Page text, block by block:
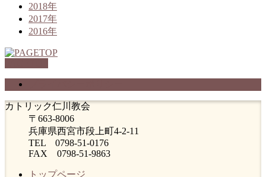
2018年
2017年
2016年
カトリック仁川教会
〒663-8006
兵庫県西宮市段上町4-2-11
TEL 0798-51-0176
FAX 0798-51-9863
トップページ